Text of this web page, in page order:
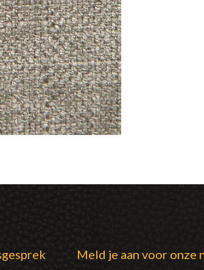
Meld je aan voor onze